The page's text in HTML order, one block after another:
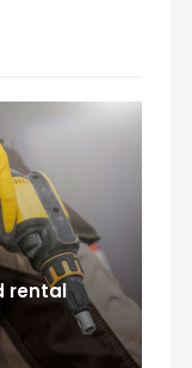
rental